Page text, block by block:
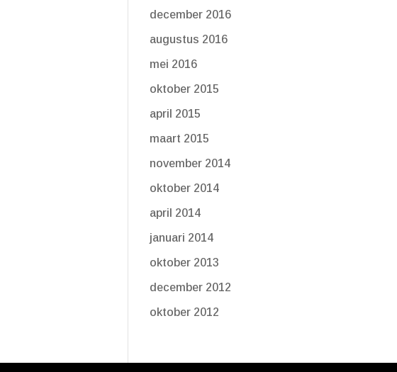
december 2016
augustus 2016
mei 2016
oktober 2015
april 2015
maart 2015
november 2014
oktober 2014
april 2014
januari 2014
oktober 2013
december 2012
oktober 2012